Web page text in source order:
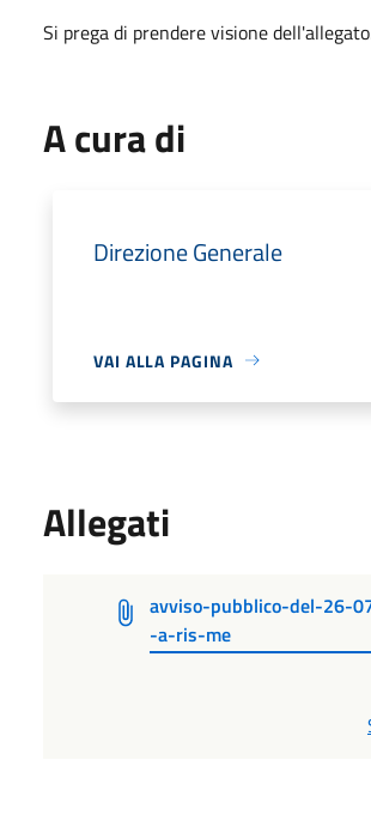
Si prega di prendere visione
A cura di
Direzione Generale
VAI ALLA PAGINA
Allegati
avviso-pubblico-del-26-
-a-ris-me